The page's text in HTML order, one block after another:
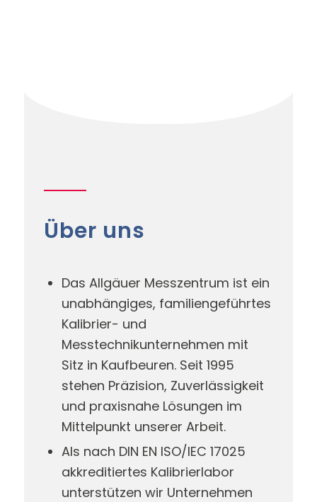
Über uns
Das Allgäuer Messzentrum ist ein
unabhängiges, familiengeführtes
Kalibrier- und
Messtechnikunternehmen mit
Sitz in Kaufbeuren. Seit 1995
stehen Präzision, Zuverlässigkeit
und praxisnahe Lösungen im
Mittelpunkt unserer Arbeit.
Als nach DIN EN ISO/IEC 17025
akkreditiertes Kalibrierlabor
unterstützen wir Unternehmen